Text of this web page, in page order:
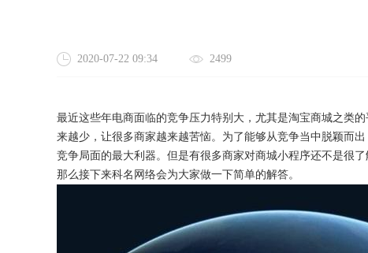
2020-07-22 09:34 2499
最近这些年电商面临的竞争压力特别大，尤其是淘宝商城之类
来越少，让很多商家越来越苦恼。为了能够从竞争当中脱颖而
竞争局面的最大利器。但是有很多商家对商城小程序还不是很了
那么接下来科名网络会为大家做一下简单的解答。